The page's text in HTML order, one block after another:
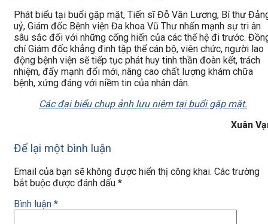
Phát biểu tại buổi gặp mặt, Tiến sĩ Đỗ Văn Lương, Bí thư
uỷ, Giám đốc Bệnh viện Đa khoa Vũ Thư nhấn mạnh sự tri ân
sâu sắc đối với những cống hiến của các thế hệ đi trước.
chí Giám đốc khẳng đinh tập thể cán bộ, viên chức, người lao
động bệnh viện sẽ tiếp tục phát huy tinh thần đoàn kết, trách
nhiệm, đẩy mạnh đổi mới, nâng cao chất lượng khám chữa
bệnh, xứng đáng với niềm tin của nhân dân.
Các đại biểu chụp ảnh lưu niệm tại buổi gặp mặt.
Xuân
Để lại một bình luận
Email của bạn sẽ không được hiển thị công khai. Các trường
bắt buộc được đánh dấu *
Bình luận *